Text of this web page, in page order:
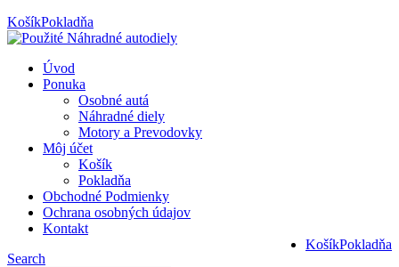
KošíkPokladňa
Úvod
Ponuka
Osobné autá
Náhradné diely
Motory a Prevodovky
Môj účet
Košík
Pokladňa
Obchodné Podmienky
Ochrana osobných údajov
Kontakt
KošíkPokladňa
Search